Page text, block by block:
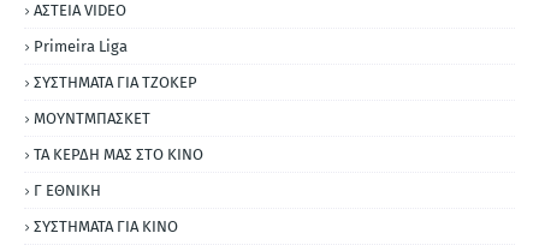
ΑΣΤΕΙΑ VIDEO
Primeira Liga
ΣΥΣΤΗΜΑΤΑ ΓΙΑ ΤΖΟΚΕΡ
ΜΟΥΝΤΜΠΑΣΚΕΤ
ΤΑ ΚΕΡΔΗ ΜΑΣ ΣΤΟ ΚΙΝΟ
Γ ΕΘΝΙΚΗ
ΣΥΣΤΗΜΑΤΑ ΓΙΑ ΚΙΝΟ